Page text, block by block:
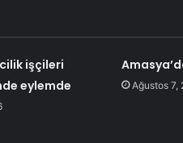
işçileri
eylemde
Ağustos 7,